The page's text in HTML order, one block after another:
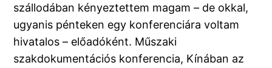
szállodában kényeztettem magam – de okkal,
ugyanis pénteken egy konferenciára voltam
hivatalos – előadóként. Műszaki
szakdokumentációs konferencia, Kínában az